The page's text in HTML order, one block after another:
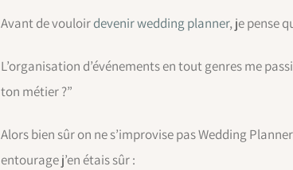
Avant de vouloirdevenir wedding planner, je pense
L’organisation d’événements en tout genres me
ton métier ?”
Alors bien sûr on ne s’improvise pas Wedding
entourage j’en étais sûr :